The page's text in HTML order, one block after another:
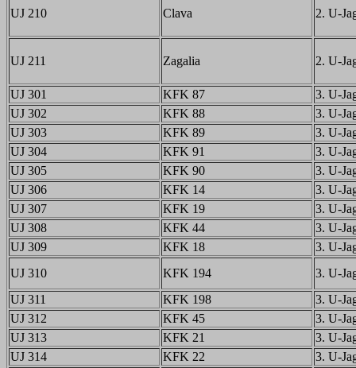
UJ 210 Clava 2. U-
UJ 211 Zagalia 2. U-
UJ 301 KFK 87
3. U-
UJ 302
KFK 88
3. U-
UJ 303
KFK 89
3. U-
UJ 304
KFK 91
3. U-
UJ 305
KFK 90
3. U-
UJ 306
KFK 14
3. U-
UJ 307
KFK 19
3. U-
UJ 308
KFK 44
3. U-
UJ 309
KFK 18
3. U-
UJ 310
KFK 194
3. U-
UJ 311
KFK 198
3. U-
UJ 312
KFK 45
3. U-
UJ 313
KFK 21
3. U-
UJ 314
KFK 22
3. U-